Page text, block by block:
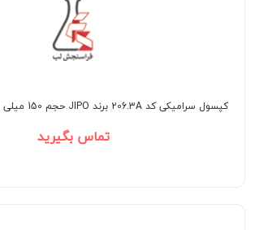
کپسول سرامیکی کد 206.3A برند JIPO حجم 150 میلی لیتر
تماس بگیرید